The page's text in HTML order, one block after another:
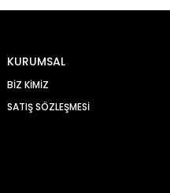
KURUMSAL
BİZ KİMİZ
SATIŞ SÖZLEŞMESİ